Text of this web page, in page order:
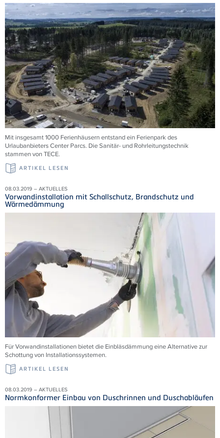
Mit insgesamt 1000 Ferienhäusern entstand ein Ferienpark des
Urlaubanbieters Center Parcs. Die Sanitär- und Rohrleitungstechnik
stammen von TECE.
ARTIKEL LESEN
08.03.2019 – AKTUELLES
Vorwandinstallation mit Schallschutz, Brandschutz und
Wärmedämmung
Für Vorwandinstallationen bietet die Einbläsdämmung eine Alternative zur
Schottung von Installationssystemen.
ARTIKEL LESEN
08.03.2019 – AKTUELLES
Normkonformer Einbau von Duschrinnen und Duschabläufen